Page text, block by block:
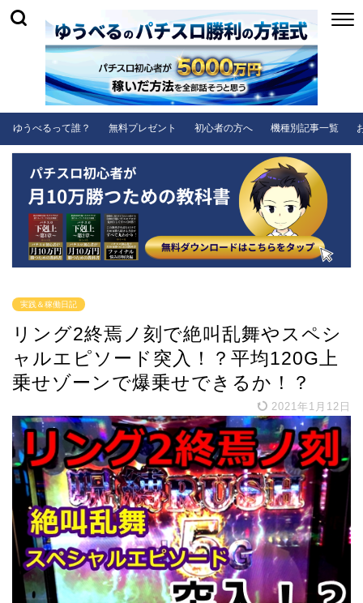
ゆうべるって誰？ 無料プレゼント 初心者の方へ 機種別記事一覧
実践＆稼働日記
リング2終焉ノ刻で絶叫乱舞やスペシ
ャルエピソード突入！？平均120G上
乗せゾーンで爆乗せできるか！？
2021年1月12日